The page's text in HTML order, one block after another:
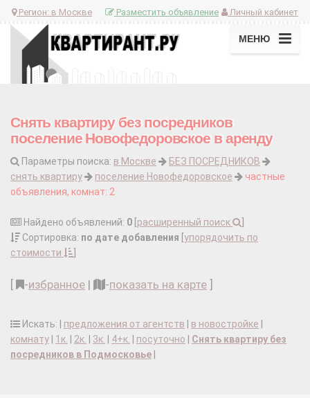
Регион: в Москве Личный кабинет
Разместить объявление
МЕНЮ
Снять квартиру без посредников
поселение Новофедоровское в аренду
Параметры поиска: в Москве
БЕЗ ПОСРЕДНИКОВ
снять квартиру
поселение Новофедоровское
частные
объявления, комнат: 2
Найдено объявлений: 0 расширенный поиск
Сортировка: по дате добавления упорядочить по
стоимости
-избранное | -показать на карте
Искать: | предложения от агентств в новостройке
комнату
1к. 2к. 3к. 4+к. посуточно
Снять квартиру без
посредников в Подмосковье